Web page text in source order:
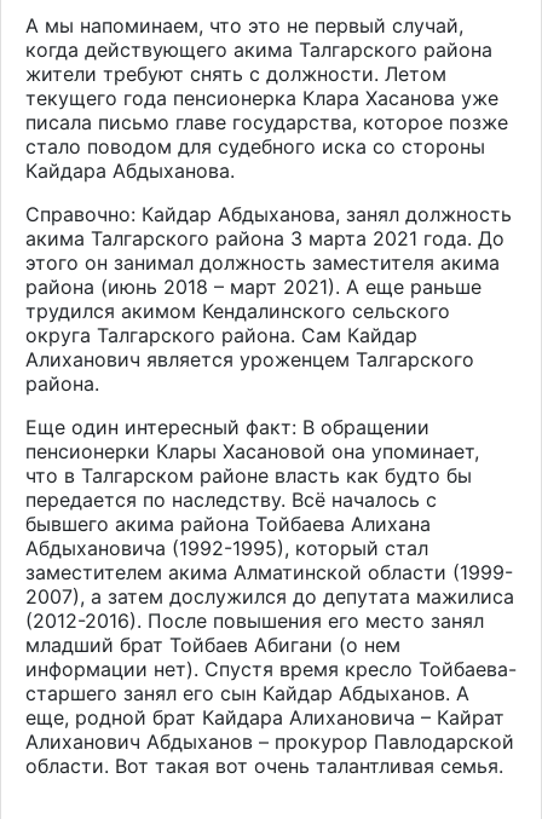
А мы напоминаем, что это не первый случай,
когда действующего акима Талгарского района
жители требуют снять с должности. Летом
текущего года пенсионерка Клара Хасанова уже
писала письмо главе государства, которое позже
стало поводом для судебного иска со стороны
Кайдара Абдыханова.
Справочно: Кайдар Абдыханова, занял должность
акима Талгарского района 3 марта 2021 года. До
этого он занимал должность заместителя акима
района (июнь 2018 – март 2021). А еще раньше
трудился акимом Кендалинского сельского
округа Талгарского района. Сам Кайдар
Алиханович является уроженцем Талгарского
района.
Еще один интересный факт: В обращении
пенсионерки Клары Хасановой она упоминает,
что в Талгарском районе власть как будто бы
передается по наследству. Всё началось с
бывшего акима района Тойбаева Алихана
Абдыхановича (1992-1995), который стал
заместителем акима Алматинской области (1999-
2007), а затем дослужился до депутата мажилиса
(2012-2016). После повышения его место занял
младший брат Тойбаев Абигани (о нем
информации нет). Спустя время кресло Тойбаева-
старшего занял его сын Кайдар Абдыханов. А
еще, родной брат Кайдара Алихановича – Кайрат
Алиханович Абдыханов – прокурор Павлодарской
области. Вот такая вот очень талантливая семья.